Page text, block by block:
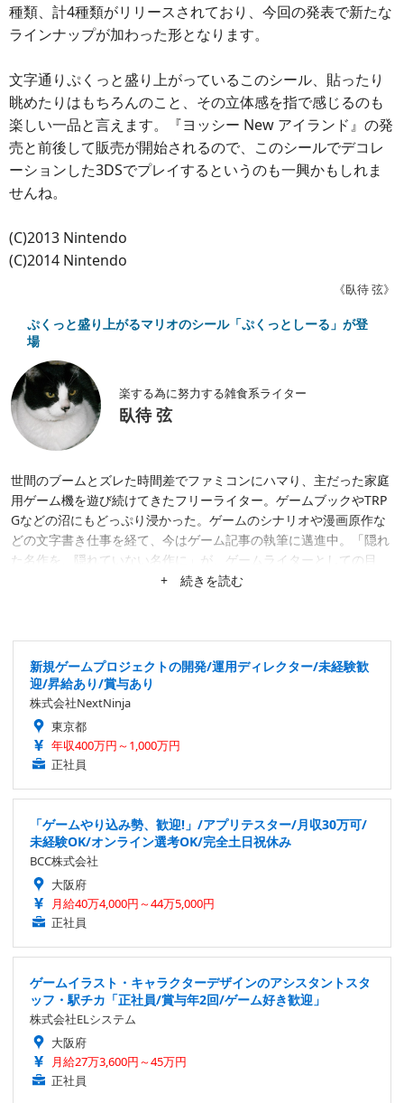
種類、計4種類がリリースされており、今回の発表で新たな
ラインナップが加わった形となります。
文字通りぷくっと盛り上がっているこのシール、貼ったり
眺めたりはもちろんのこと、その立体感を指で感じるのも
楽しい一品と言えます。『ヨッシー New アイランド』の発
売と前後して販売が開始されるので、このシールでデコレ
ーションした3DSでプレイするというのも一興かもしれま
せんね。
(C)2013 Nintendo
(C)2014 Nintendo
《臥待 弦》
ぷくっと盛り上がるマリオのシール「ぷくっとしーる」が登
場
楽する為に努力する雑食系ライター
臥待 弦
世間のブームとズレた時間差でファミコンにハマり、主だった家庭
用ゲーム機を遊び続けてきたフリーライター。ゲームブックやTRP
Gなどの沼にもどっぷり浸かった。ゲームのシナリオや漫画原作な
どの文字書き仕事を経て、今はゲーム記事の執筆に邁進中。「隠れ
た名作を、隠れていない名作に」が、ゲームライターとしての目
標。隙あらば、あまり知られていない作品にスポットを当てたが
+ 続きを読む
新規ゲームプロジェクトの開発/運用ディレクター/未経験歓
迎/昇給あり/賞与あり
株式会社NextNinja
東京都
年収400万円～1,000万円
正社員
「ゲームやり込み勢、歓迎!」/アプリテスター/月収30万可/
未経験OK/オンライン選考OK/完全土日祝休み
BCC株式会社
大阪府
月給40万4,000円～44万5,000円
正社員
ゲームイラスト・キャラクターデザインのアシスタントスタ
ッフ・駅チカ「正社員/賞与年2回/ゲーム好き歓迎」
株式会社ELシステム
大阪府
月給27万3,600円～45万円
正社員